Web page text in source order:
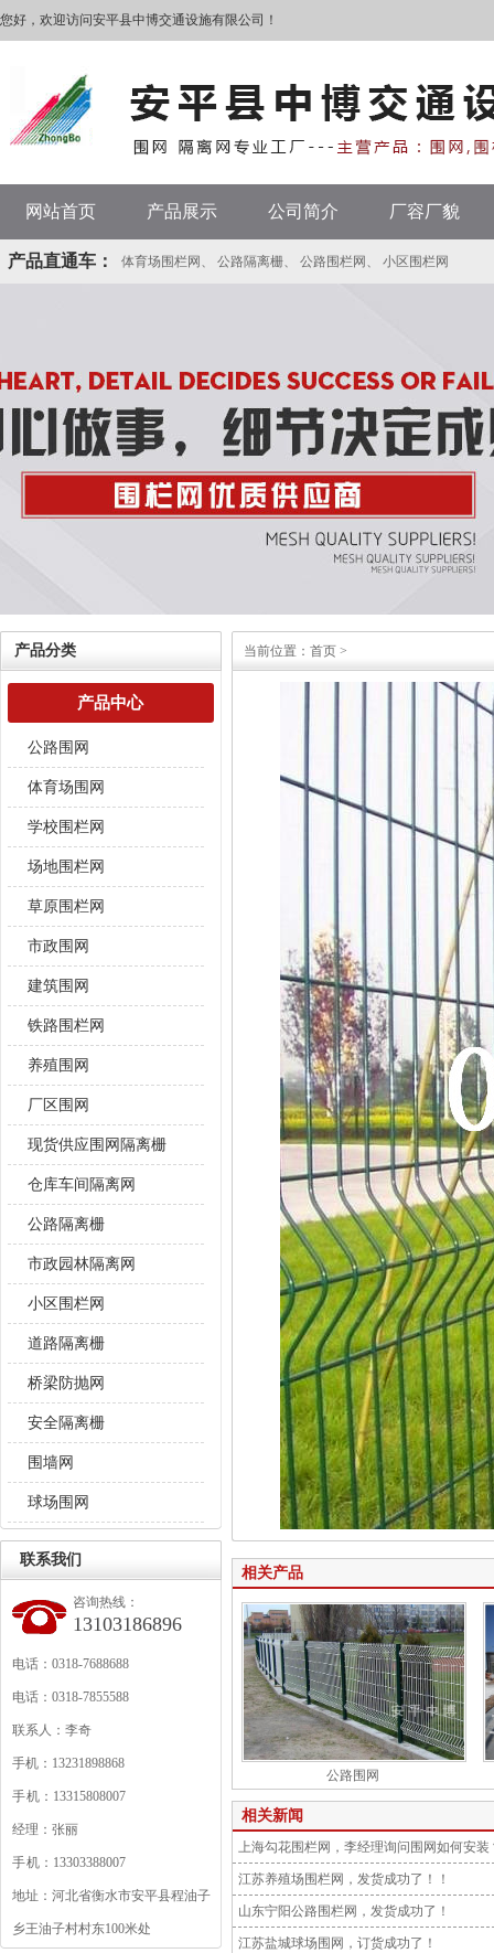
您好，欢迎访问安平县中博交通设施有限公司！
网站首页 产品展示 公司简介 厂容厂貌
产品直通车： 体育场围栏网 、 公路隔离栅、 公路围栏网 、 小区围栏网
产品分类
产品中心
公路围网
体育场围网
学校围栏网
场地围栏网
草原围栏网
市政围网
建筑围网
铁路围栏网
养殖围网
厂区围网
现货供应围网隔离栅
仓库车间隔离网
公路隔离栅
市政园林隔离网
小区围栏网
道路隔离栅
桥梁防抛网
安全隔离栅
围墙网
球场围网
联系我们
咨询热线：
13103186896
电话：0318-7688688
电话：0318-7855588
联系人：李奇
手机：13231898868
手 机：13315808007
经理：张丽
手 机：13303388007
地址：河北省衡水市安平县程油子
乡王油子村村东100米处
当前位置： 首页 >
相关产品
公路围网
相关新闻
上海勾花围栏网，李经理询问围网如何安装
江苏养殖场围栏网，发货成功了！！
山东宁阳公路围栏网，发货成功了！
江苏盐城球场围网，订货成功了！